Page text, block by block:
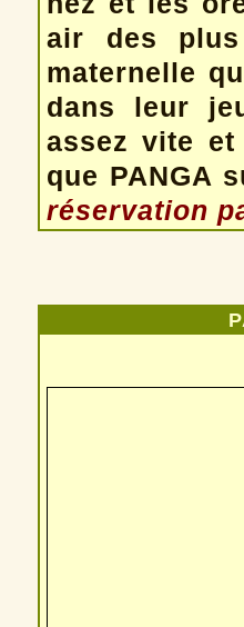
air des
maternelle
dans leur
assez vite
que PANGA
réservation